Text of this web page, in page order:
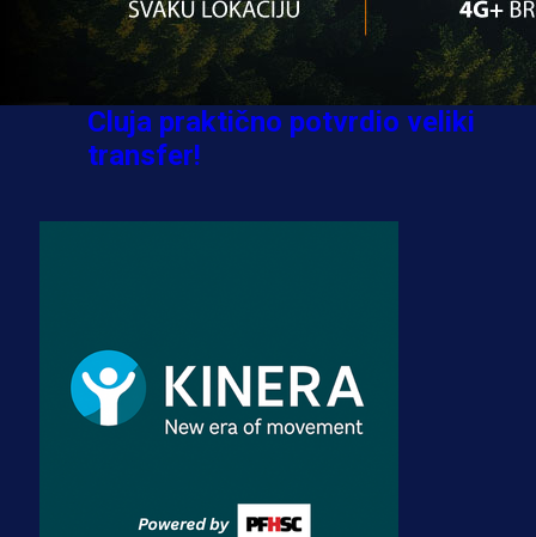
3 sedmica 4 dan
A Selekcija
Jovo Lukić ima novi klub: Trener
Cluja praktično potvrdio veliki
transfer!
transfer!?
3 sedmica 3 dan
A Selekcija
Fudbaler Olympiacosa želi obući